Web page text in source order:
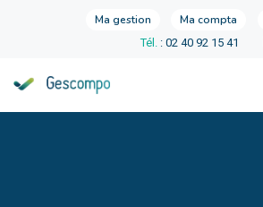
Ma gestion Ma compta
Tél. : 02 40 92 15 41